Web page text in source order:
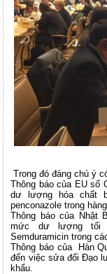
Trong đó đáng chú ý
Thông báo của EU số
dư lượng hóa chất
penconazole trong
Thông báo của Nhật
mức dư lượng tối
Semduramicin trong
Thông báo của Hàn
đến việc sửa đổi Đạo
khẩu.